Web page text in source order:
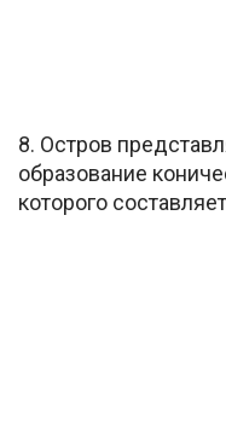
8. Остров
образование
которого